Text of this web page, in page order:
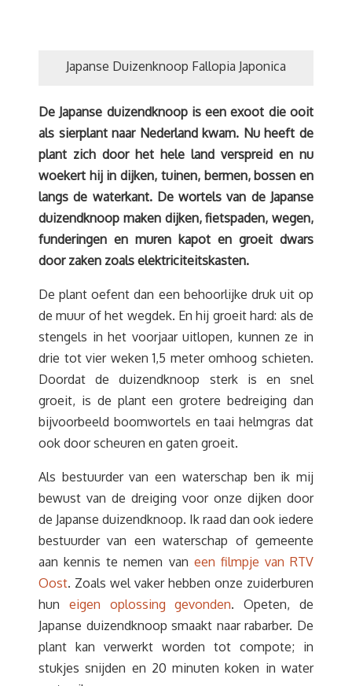
Japanse Duizenknoop Fallopia Japonica
De Japanse duizendknoop is een exoot die ooit
als sierplant naar Nederland kwam. Nu heeft de
plant zich door het hele land verspreid en nu
woekert hij in dijken, tuinen, bermen, bossen en
langs de waterkant. De wortels van de Japanse
duizendknoop maken dijken, fietspaden, wegen,
funderingen en muren kapot en groeit dwars
door zaken zoals elektriciteitskasten.
De plant oefent dan een behoorlijke druk uit op
de muur of het wegdek. En hij groeit hard: als de
stengels in het voorjaar uitlopen, kunnen ze in
drie tot vier weken 1,5 meter omhoog schieten.
Doordat de duizendknoop sterk is en snel
groeit, is de plant een grotere bedreiging dan
bijvoorbeeld boomwortels en taai helmgras dat
ook door scheuren en gaten groeit.
Als bestuurder van een waterschap ben ik mij
bewust van de dreiging voor onze dijken door
de Japanse duizendknoop. Ik raad dan ook iedere
bestuurder van een waterschap of gemeente
aan kennis te nemen van een filmpje van RTV
Oost. Zoals wel vaker hebben onze zuiderburen
hun eigen oplossing gevonden. Opeten, de
Japanse duizendknoop smaakt naar rabarber. De
plant kan verwerkt worden tot compote; in
stukjes snijden en 20 minuten koken in water